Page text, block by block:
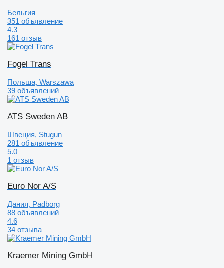
Бельгия
351 объявление
4.3
161 отзыв
Fogel Trans
Польша, Warszawa
39 объявлений
ATS Sweden AB
Швеция, Stugun
281 объявление
5.0
1 отзыв
Euro Nor A/S
Дания, Padborg
88 объявлений
4.6
34 отзыва
Kraemer Mining GmbH